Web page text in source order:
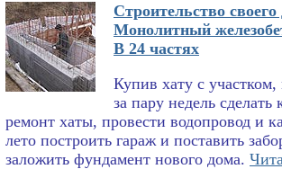
Строительство
Монолитный
В 24 частях
Купив хату с
за пару недель сделать
ремонт хаты, провести водопровод и
лето построить гараж и поставить
заложить фундамент нового дома.